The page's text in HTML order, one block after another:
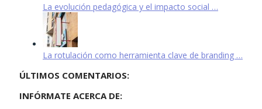
La evolución pedagógica y el impacto social …
La rotulación como herramienta clave de branding …
ÚLTIMOS COMENTARIOS:
INFÓRMATE ACERCA DE: